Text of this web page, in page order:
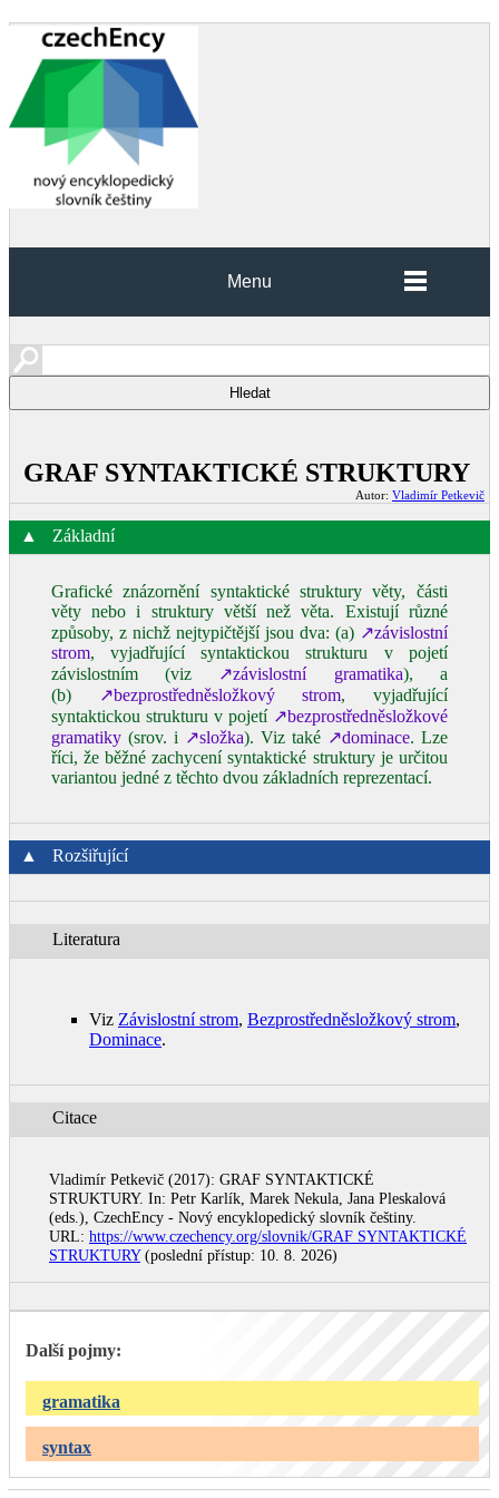
Menu
GRAF SYNTAKTICKÉ STRUKTURY
Autor: Vladimír Petkevič
▲ Základní
Grafické znázornění syntaktické struktury věty, části
věty nebo i struktury větší než věta. Existují různé
způsoby, z nichž nejtypičtější jsou dva: (a) ↗závislostní
strom, vyjadřující syntaktickou strukturu v pojetí
závislostním (viz ↗závislostní gramatika), a
(b)
↗bezprostředněsložkový strom, vyjadřující
syntaktickou strukturu v pojetí ↗bezprostředněsložkové
gramatiky (srov. i ↗složka). Viz také ↗dominace. Lze
říci, že běžné zachycení syntaktické struktury je určitou
variantou jedné z těchto dvou základních reprezentací.
▲ Rozšiřující
Literatura
Viz Závislostní strom, Bezprostředněsložkový strom,
Dominace.
Citace
Vladimír Petkevič (2017): GRAF SYNTAKTICKÉ
STRUKTURY. In: Petr Karlík, Marek Nekula, Jana Pleskalová
(eds.), CzechEncy - Nový encyklopedický slovník češtiny.
URL: https://www.czechency.org/slovnik/GRAF SYNTAKTICKÉ
STRUKTURY(poslední přístup: 10. 8. 2026)
Další pojmy:
gramatika
syntax